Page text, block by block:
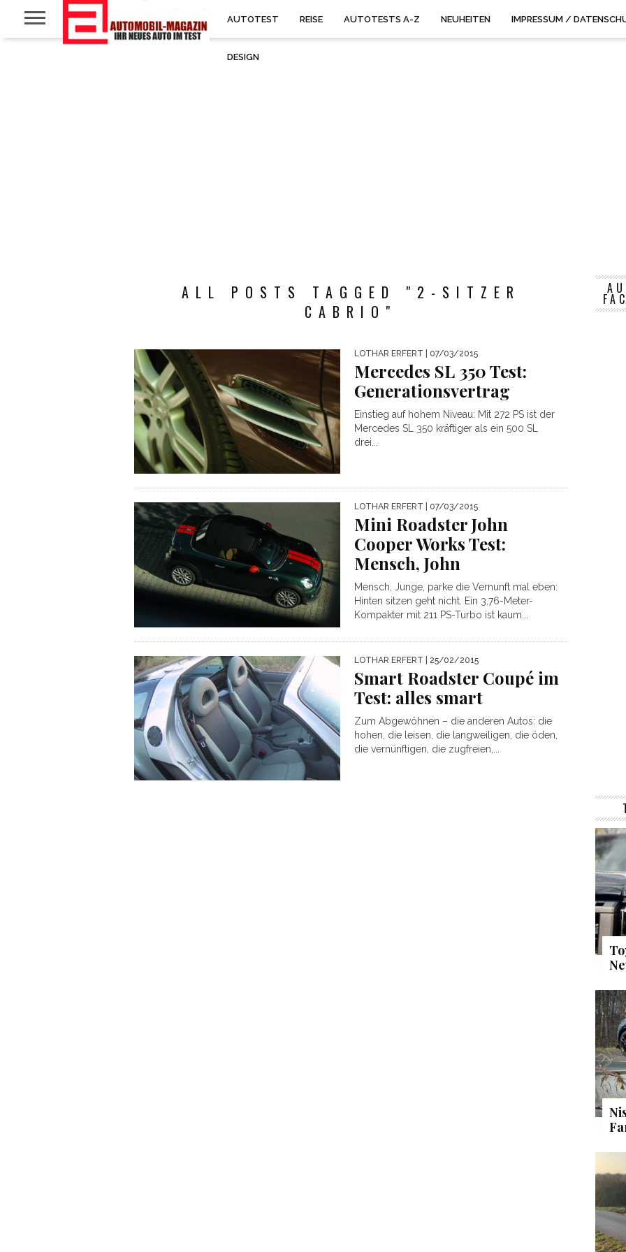
AUTOTEST REISE AUTOTESTS A-Z NEUHEITEN IMPRESSUM /
DESIGN
ALL POSTS TAGGED "2-SITZER
CABRIO"
LOTHAR ERFERT | 07/03/2015
Mercedes SL 350 Test:
Generationsvertrag
Einstieg auf hohem Niveau: Mit 272 PS ist der
Mercedes SL 350 kräftiger als ein 500 SL
drei...
LOTHAR ERFERT | 07/03/2015
Mini Roadster John
Cooper Works Test:
Mensch, John
Mensch, Junge, parke die Vernunft mal eben:
Hinten sitzen geht nicht. Ein 3,76-Meter-
Kompakter mit 211 PS-Turbo ist kaum...
LOTHAR ERFERT | 25/02/2015
Smart Roadster Coupé im
Test: alles smart
Zum Abgewöhnen – die anderen Autos: die
hohen, die leisen, die langweiligen, die öden,
die vernünftigen, die zugfreien,...